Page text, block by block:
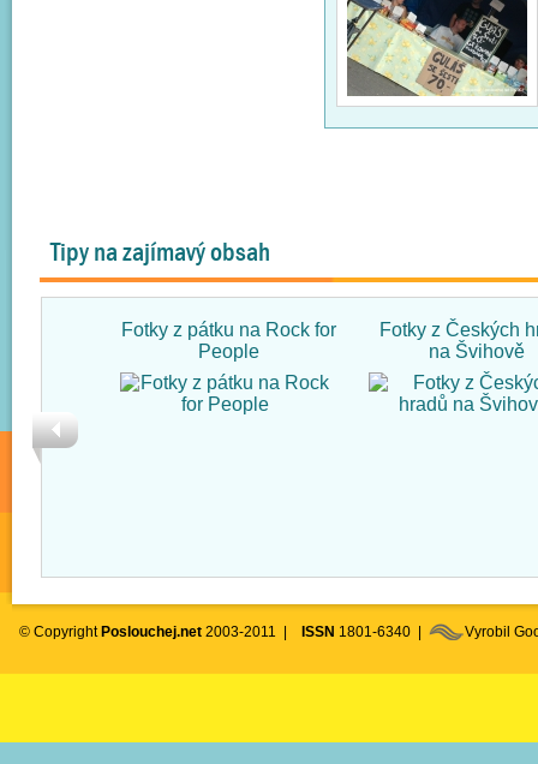
Tipy na zajímavý obsah
Fotky z pátku na Rock for
People
Fotky z Českých
na Švihově
© Copyright Poslouchej.net 2003-2011 | ISSN 1801-6340 | Vyrobil